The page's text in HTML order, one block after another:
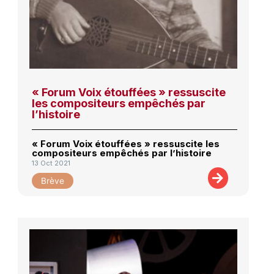
« Forum Voix étouffées » ressuscite
les compositeurs empêchés par
l’histoire
« Forum Voix étouffées » ressuscite les
compositeurs empêchés par l’histoire
13 Oct 2021
Brève